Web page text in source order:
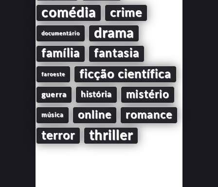
comédia crime
documentário drama
família fantasia
faroeste ficção científica
guerra história mistério
música online romance
terror thriller